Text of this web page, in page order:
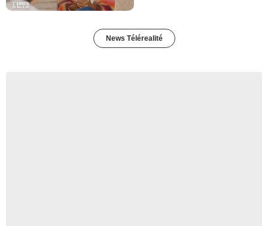
News Télérealité